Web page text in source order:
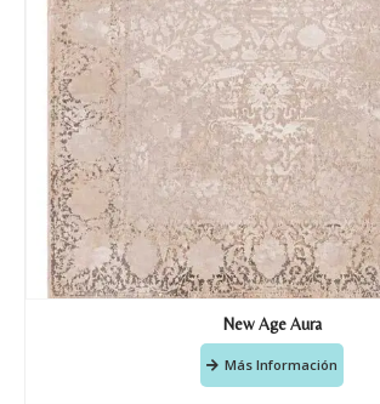
New Age Aura
Más Información
Recibir mi oferta